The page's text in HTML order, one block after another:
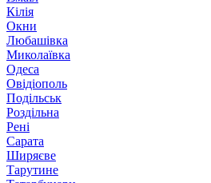
Кілія
Окни
Любашівка
Миколаївка
Одеса
Овідіополь
Подільськ
Роздільна
Рені
Сарата
Ширяєве
Тарутине